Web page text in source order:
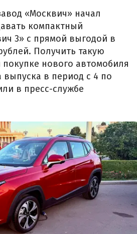
«Москвич» начал
компактный
3» с прямой выгодой в
Получить такую
нового автомобиля
выпуска в период с 4 по
в пресс-службе